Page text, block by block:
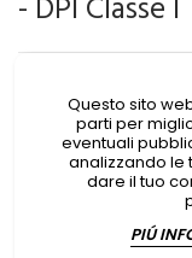
4,85 € IVA Incl.
Camice monouso
Questo sito
parti per
eventuali
analizzando le
dare il tuo
PIÚ